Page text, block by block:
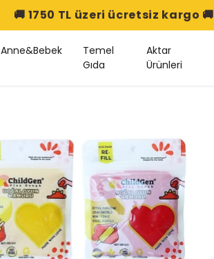
🚚 1750 TL üzeri ücretsiz kargo 🚚
Anne&Bebek
Temel
Gıda
Aktar
Ürünleri